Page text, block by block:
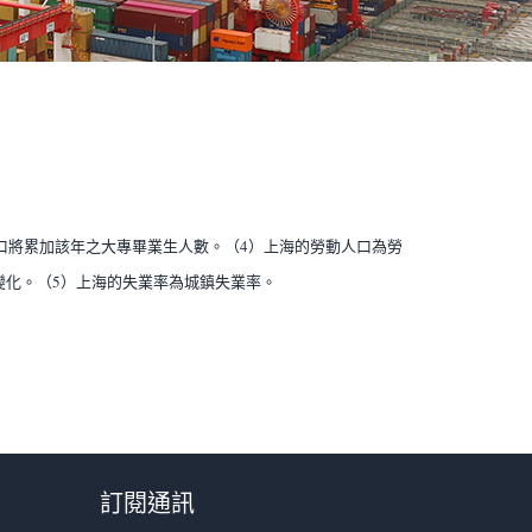
累加該年之大專畢業生人數。（4）上海的勞動人口為勞
。（5）上海的失業率為城鎮失業率。
訂閱通訊